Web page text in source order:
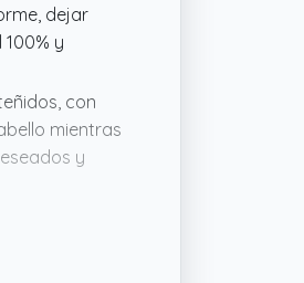
dejar
y
con
mientras
y
pulido